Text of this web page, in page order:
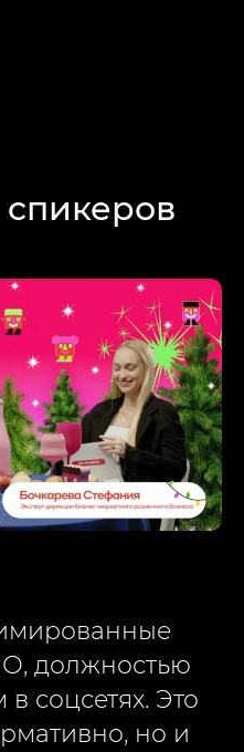
должностью
соцсетях. Это
но и